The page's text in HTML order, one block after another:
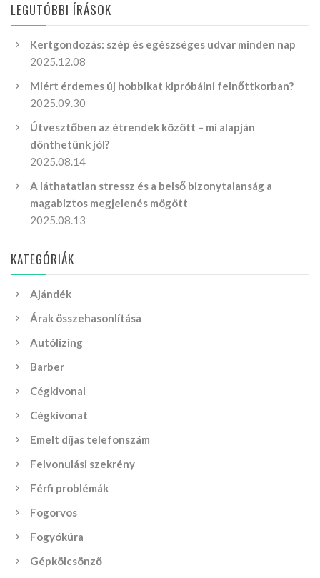
LEGUTÓBBI ÍRÁSOK
Kertgondozás: szép és egészséges udvar minden nap
2025.12.08
Miért érdemes új hobbikat kipróbálni felnőttkorban?
2025.09.30
Útvesztőben az étrendek között – mi alapján
dönthetünk jól?
2025.08.14
A láthatatlan stressz és a belső bizonytalanság a
magabiztos megjelenés mögött
2025.08.13
KATEGÓRIÁK
Ajándék
Árak összehasonlítása
Autólízing
Barber
Cégkivonal
Cégkivonat
Emelt díjas telefonszám
Felvonulási szekrény
Férfi problémák
Fogorvos
Fogyókúra
Gépkölcsönző